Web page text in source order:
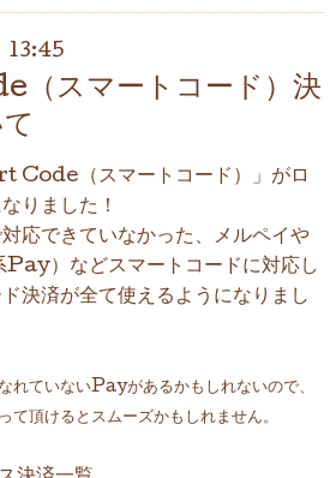
13:45
スマートコード）決
Code（スマートコード）」がロ
りました！
応できていなかった、メルペイや
）などスマートコードに対応し
決済が全て使えるようになりまし
れていないPayがあるかもしれないので、
て頂けるとスムーズかもしれません。